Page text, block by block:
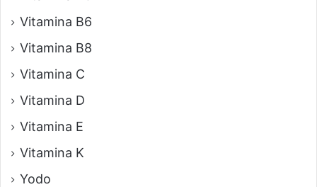
Vitamina B6
Vitamina B8
Vitamina C
Vitamina D
Vitamina E
Vitamina K
Yodo